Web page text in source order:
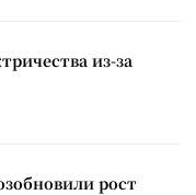
из-за
рост